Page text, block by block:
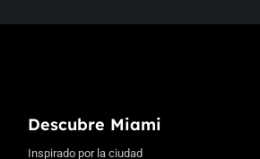
Descubre Miami
Inspirado por la ciudad